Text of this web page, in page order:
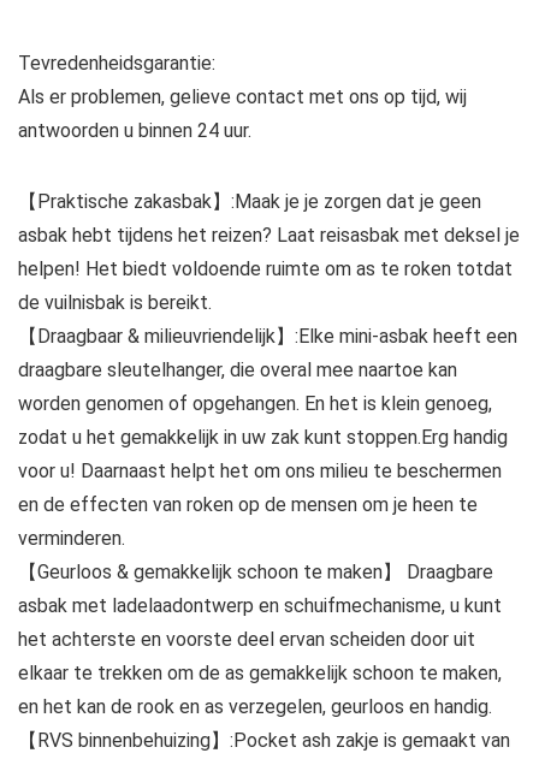
Tevredenheidsgarantie:
Als er problemen, gelieve contact met ons op tijd, wij
antwoorden u binnen 24 uur.
【Praktische zakasbak】:Maak je je zorgen dat je geen
asbak hebt tijdens het reizen? Laat reisasbak met deksel je
helpen! Het biedt voldoende ruimte om as te roken totdat
de vuilnisbak is bereikt.
【Draagbaar & milieuvriendelijk】:Elke mini-asbak heeft een
draagbare sleutelhanger, die overal mee naartoe kan
worden genomen of opgehangen. En het is klein genoeg,
zodat u het gemakkelijk in uw zak kunt stoppen.Erg handig
voor u! Daarnaast helpt het om ons milieu te beschermen
en de effecten van roken op de mensen om je heen te
verminderen.
【Geurloos & gemakkelijk schoon te maken】 Draagbare
asbak met ladelaadontwerp en schuifmechanisme, u kunt
het achterste en voorste deel ervan scheiden door uit
elkaar te trekken om de as gemakkelijk schoon te maken,
en het kan de rook en as verzegelen, geurloos en handig.
【RVS binnenbehuizing】:Pocket ash zakje is gemaakt van